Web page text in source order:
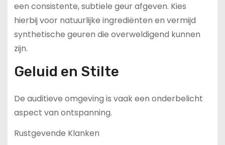
een consistente, subtiele geur afgeven. Kies
hierbij voor natuurlijke ingrediënten en vermijd
synthetische geuren die overweldigend kunnen
zijn.
Geluid en Stilte
De auditieve omgeving is vaak een onderbelicht
aspect van ontspanning.
Rustgevende Klanken